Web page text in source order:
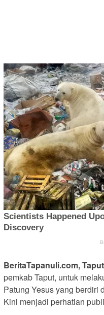
BeritaTapanuli.com,
pemkab Taput, untuk
Patung Yesus yang berdiri
Kini menjadi perhatian